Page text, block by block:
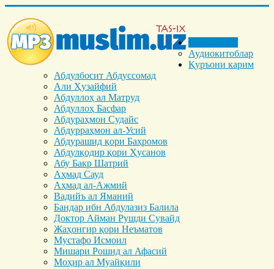
Аудиокитоблар
Қуръони карим
Абдулбосит Абдуссомад
Али Ҳузайфий
Абдуллоҳ ал Матруд
Абдуллоҳ Басфар
Абдураҳмон Судайс
Абдурраҳмон ал-Усий
Абдурашид қори Баҳромов
Абдулқодир қори Ҳусанов
Абу Бакр Шатрий
Аҳмад Сауд
Аҳмад ал-Ажмий
Вадийъ ал Яманий
Бандар ибн Абдулазиз Балила
Доктор Айман Рушди Сувайд
Жаҳонгир қори Неъматов
Мустафо Исмоил
Мишари Рошид ал Афасий
Моҳир ал Муайқили